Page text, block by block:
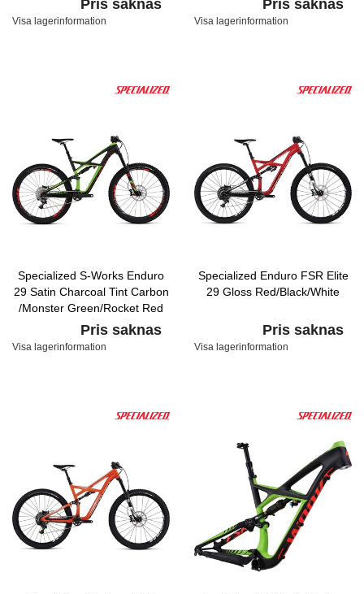
Pris saknas
Visa lagerinformation
Pris saknas
Visa lagerinformation
Specialized S-Works Enduro
29 Satin Charcoal Tint Carbon
/Monster Green/Rocket Red
Pris saknas
Visa lagerinformation
Specialized Enduro FSR Elite
29 Gloss Red/Black/White
Pris saknas
Visa lagerinformation